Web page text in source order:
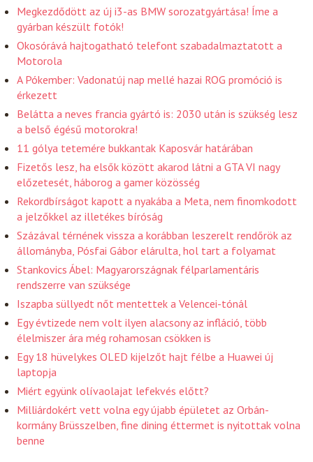
Megkezdődött az új i3-as BMW sorozatgyártása! Íme a
gyárban készült fotók!
Okosórává hajtogatható telefont szabadalmaztatott a
Motorola
A Pókember: Vadonatúj nap mellé hazai ROG promóció is
érkezett
Belátta a neves francia gyártó is: 2030 után is szükség lesz
a belső égésű motorokra!
11 gólya tetemére bukkantak Kaposvár határában
Fizetős lesz, ha elsők között akarod látni a GTA VI nagy
előzetesét, háborog a gamer közösség
Rekordbírságot kapott a nyakába a Meta, nem finomkodott
a jelzőkkel az illetékes bíróság
Százával térnének vissza a korábban leszerelt rendőrök az
állományba, Pósfai Gábor elárulta, hol tart a folyamat
Stankovics Ábel: Magyarországnak félparlamentáris
rendszerre van szüksége
Iszapba süllyedt nőt mentettek a Velencei-tónál
Egy évtizede nem volt ilyen alacsony az infláció, több
élelmiszer ára még rohamosan csökken is
Egy 18 hüvelykes OLED kijelzőt hajt félbe a Huawei új
laptopja
Miért együnk olívaolajat lefekvés előtt?
Milliárdokért vett volna egy újabb épületet az Orbán-
kormány Brüsszelben, fine dining éttermet is nyitottak volna
benne